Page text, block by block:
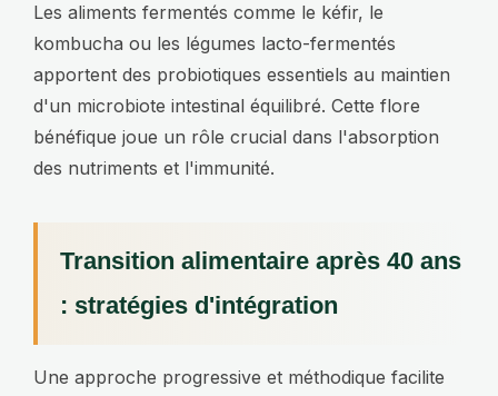
Les aliments fermentés comme le kéfir, le
kombucha ou les légumes lacto-fermentés
apportent des probiotiques essentiels au maintien
d'un microbiote intestinal équilibré. Cette flore
bénéfique joue un rôle crucial dans l'absorption
des nutriments et l'immunité.
Transition alimentaire après 40 ans
: stratégies d'intégration
Une approche progressive et méthodique facilite